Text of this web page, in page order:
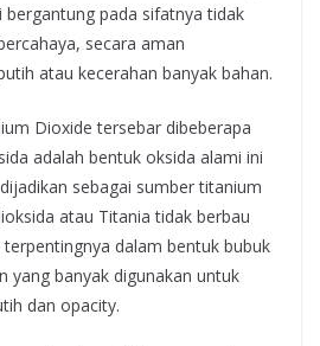
bergantung pada sifatnya tidak
secara aman
atau kecerahan banyak bahan.
Dioxide tersebar dibeberapa
adalah bentuk oksida alami ini
sebagai sumber titanium
atau Titania tidak berbau
terpentingnya dalam bentuk bubuk
yang banyak digunakan untuk
dan opacity.